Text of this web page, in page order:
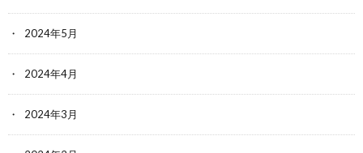
2024年5月
2024年4月
2024年3月